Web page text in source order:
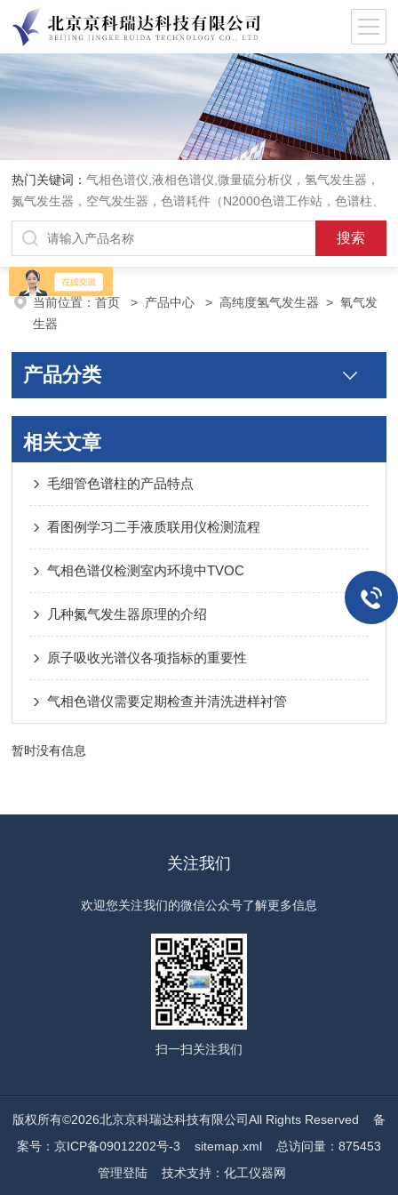
热门关键词：气相色谱仪,液相色谱仪,微量硫分析仪，氢气发生器，
氮气发生器，空气发生器，色谱耗件（N2000色谱工作站，色谱柱、
阀件、进样器、色谱担体），顶空进样器，热解析仪，紫外分光光度
计，原子吸收分光光度计，傅立叶红外光谱仪，分析天平等常规实验
室产品。
当前位置：首页 > 产品中心 >高纯度氢气发生器 >氧气发
生器
产品分类
相关文章
毛细管色谱柱的产品特点
看图例学习二手液质联用仪检测流程
气相色谱仪检测室内环境中TVOC
几种氮气发生器原理的介绍
原子吸收光谱仪各项指标的重要性
气相色谱仪需要定期检查并清洗进样衬管
暂时没有信息
关注我们
欢迎您关注我们的微信公众号了解更多信息
扫一扫关注我们
版权所有©2026北京京科瑞达科技有限公司All Rights Reserved 备
案号：京ICP备09012202号-3
sitemap.xml总访问量：875453
管理登陆技术支持： 化工仪器网